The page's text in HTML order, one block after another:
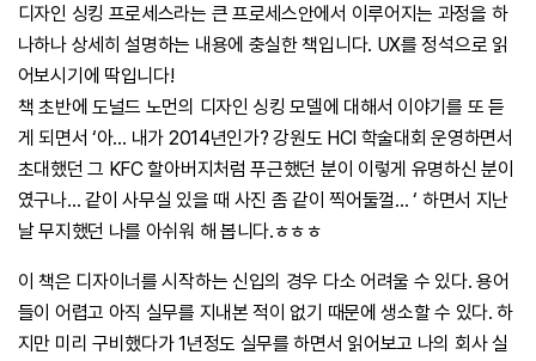
디자인 싱킹 프로세스라는 큰 프로세스안에서 이루어지는 과정을 하
나하나 상세히 설명하는 내용에 충실한 책입니다. UX를 정석으로 읽
어보시기에 딱입니다!
책 초반에 도널드 노먼의 디자인 싱킹 모델에 대해서 이야기를 또 듣
게 되면서 ‘아… 내가 2014년인가? 강원도 HCI 학술대회 운영하면서
초대했던 그 KFC 할아버지처럼 푸근했던 분이 이렇게 유명하신 분이
였구나… 같이 사무실 있을 때 사진 좀 같이 찍어둘껄… ‘ 하면서 지난
날 무지했던 나를 아쉬워 해 봅니다.ㅎㅎㅎ
이 책은 디자이너를 시작하는 신입의 경우 다소 어려울 수 있다. 용어
들이 어렵고 아직 실무를 지내본 적이 없기 때문에 생소할 수 있다. 하
지만 미리 구비했다가 1년정도 실무를 하면서 읽어보고 나의 회사 실